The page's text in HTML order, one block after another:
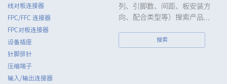
线对板连接器
FPC/FFC 连接器
FPC对板连接器
设备插座
针脚排针
压缩端子
输入/输出连接器
列、引脚数、间距、板安装方
向、配合类型等）搜索产品...
搜索